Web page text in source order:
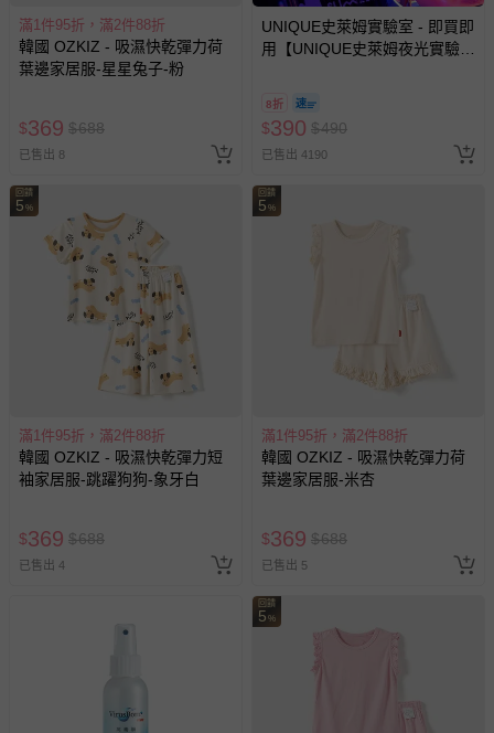
2. 每個尺寸的月數和建議年齡僅供參考，體重和體型可能會根
據寶寶的生長發育而有所不同，建議參考寶貝現有的衣物尺寸
4. 建議以冷水清洗，以免造成移染或掉色。
5. 若含牛仔布、有色布料容易互相染色，請分開或單獨洗滌，
以免相互移染。請使用中性洗劑。浸泡時間不宜過長。
6. 衣物若含圖案、印花等設計均建議手洗；如需機洗，請務必
將衣服翻面放入洗衣網、再放洗衣機，以免刮損圖樣。（若有
標註不可機洗或乾洗，請勿機洗、乾洗）
7. 請勿使用漂白劑、螢光增白劑及衣物柔軟劑，以免破壞布料
或導致掉色。
8. 洗滌後立刻晾乾，勿使用烘衣機。過分烘乾可能會破壞織物
纖維、導致衣物收縮。如有熨燙需求，請低溫熨燙。
9. 每件商品於拍攝時均力求忠實呈現，但因每台電腦、手機或
平板等設備之螢幕亮度、解析度不同，可能會有些許色差，謝
謝媽咪爸比們的體諒。
退換貨須知
您所購買的商品享有7天的鑑賞期／猶豫期權益，但此期間
包含完整包裝、配件、說明文件及贈品等。
如需退換貨，請於收到商品7天（含例假日內提出），如為
瑕疵退換貨所產生的運費，將由媽咪愛負責處理，若非瑕疵
退貨，您可至『查詢訂單』>『已出貨』中查詢該筆訂單，
並點選『我要退貨』即可進行申請。若有相關退貨問題，請
與服務，謝謝。
滿1件95折，滿2件88折
韓國 OZKIZ - 吸濕快乾彈力荷
葉邊家居服-星星兔子-粉
$369 $688
已售出 8
UNIQUE史萊姆實驗室 - 即買即
用【UNIQUE史萊姆夜光實驗室
訂單編號兌換，逾期作廢) (大
人小孩均一價(3歲以上需購票))
8折
$390 $490
已售出 4190
回饋
5 %
滿1件95折，滿2件88折
韓國 OZKIZ - 吸濕快乾彈力短
袖家居服-跳躍狗狗-象牙白
$369 $688
已售出 4
回饋
5 %
滿1件95折，滿2件88折
韓國 OZKIZ - 吸濕快乾彈力荷
葉邊家居服-米杏
$369 $688
已售出 5
回饋
5 %